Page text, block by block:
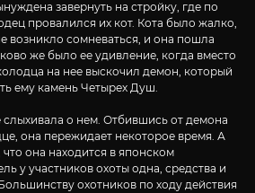
завернуть на стройку, где по
провалился их кот. Кота было жалко,
возникло сомневаться, и она пошла
же было ее удивление, когда вместо
на нее выскочил демон, который
ему камень Четырех Душ.
о нем. Отбившись от демона
она пережидает некоторое время. А
она находится в японском
у участников охоты одна, средства и
охотников по ходу действия